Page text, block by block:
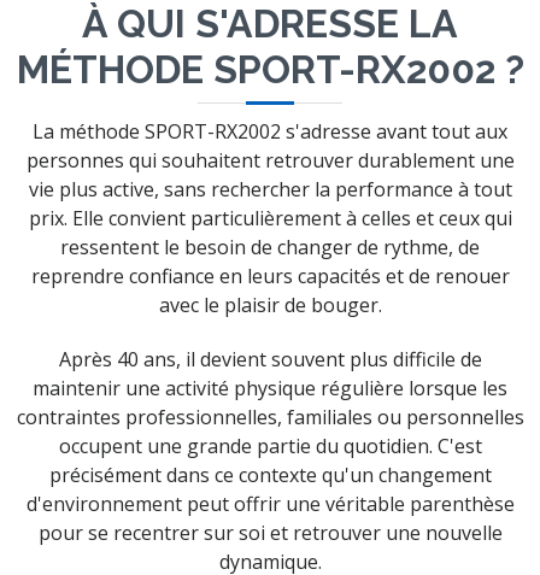
À QUI S'ADRESSE LA
MÉTHODE SPORT-RX2002 ?
La méthode SPORT-RX2002 s'adresse avant tout aux
personnes qui souhaitent retrouver durablement une
vie plus active, sans rechercher la performance à tout
prix. Elle convient particulièrement à celles et ceux qui
ressentent le besoin de changer de rythme, de
reprendre confiance en leurs capacités et de renouer
avec le plaisir de bouger.
Après 40 ans, il devient souvent plus difficile de
maintenir une activité physique régulière lorsque les
contraintes professionnelles, familiales ou personnelles
occupent une grande partie du quotidien. C'est
précisément dans ce contexte qu'un changement
d'environnement peut offrir une véritable parenthèse
pour se recentrer sur soi et retrouver une nouvelle
dynamique.